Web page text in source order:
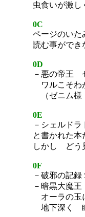
虫食いが激
0C
ページのいた
読む事ができ
0D
－悪の帝王
ワルこそわ
（ゼニム
0E
－シェルド
と書かれた本
しかし どう
0F
－破邪の記録
－暗黒大魔
オーラの玉
地下深く